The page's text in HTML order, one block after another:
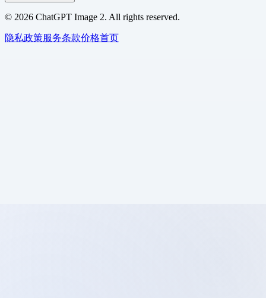
© 2026 ChatGPT Image 2. All rights reserved.
隐私政策服务条款价格首页